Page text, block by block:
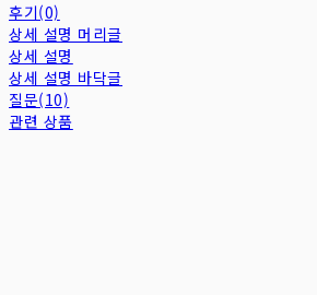
후기(0)
상세 설명 머리글
상세 설명
상세 설명 바닥글
질문(10)
관련 상품